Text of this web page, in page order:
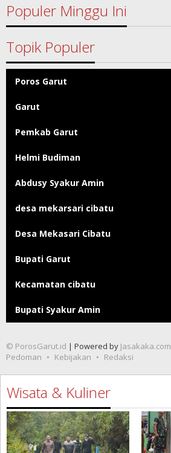
Populer Minggu Ini
Topik Populer
Poros Garut
Garut
Pemkab Garut
Helmi Budiman
Abdusy Syakur Amin
desa mekarsari cibatu
Desa Mekasari Cibatu
Bupati Garut
Kecamatan cibatu
Bupati Syakur Amin
© PorosGarut.id | Powered by Jasakaka.com
Pedoman
Kebijakan Redaksi
Wisata & Kuliner